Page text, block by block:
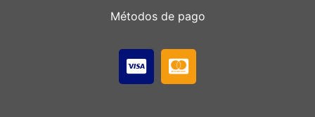
Métodos de pago